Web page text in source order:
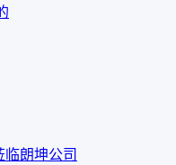
临朗坤公司